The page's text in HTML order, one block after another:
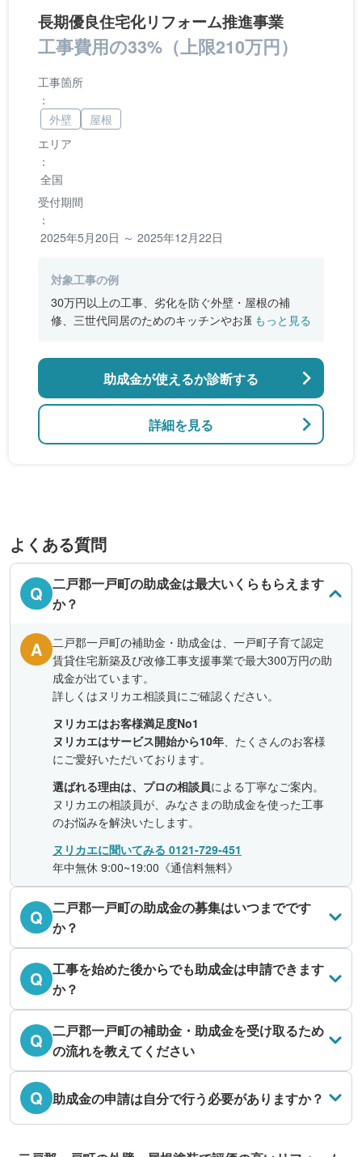
長期優良住宅化リフォーム推進事業
工事費用の33%（上限210万円）
エリア
：
全国
受付期間
：
2025年5月20日 ～ 2025年12月22日
工事箇所
：
外壁
屋根
対象工事の例
30万円以上の工事、劣化を防ぐ外壁・屋根の補
修、三世代同居のためのキッチンやお風呂の増
もっと見る
詳細を見る
助成金が使えるか診断する
よくある質問
Q 二戸郡一戸町の助成金は最大いくらもらえます
か？
A
二戸郡一戸町の補助金・助成金は、一戸町子育て認定
賃貸住宅新築及び改修工事支援事業で最大300万円の助
成金が出ています。
詳しくはヌリカエ相談員にご確認ください。
ヌリカエはお客様満足度No1
ヌリカエはサービス開始から10年、たくさんのお客様
にご愛好いただいております。
選ばれる理由は、プロの相談員による丁寧なご案内。
ヌリカエの相談員が、みなさまの助成金を使った工事
のお悩みを解決いたします。
ヌリカエに聞いてみる 0121-729-451
年中無休 9:00~19:00《通信料無料》
Q 二戸郡一戸町の助成金の募集はいつまでです
か？
Q 工事を始めた後からでも助成金は申請できます
か？
Q 二戸郡一戸町の補助金・助成金を受け取るため
の流れを教えてください
Q 助成金の申請は自分で行う必要がありますか？